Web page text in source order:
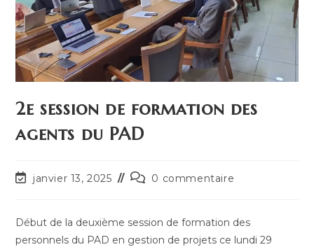
2e session de formation des
agents du PAD
janvier 13, 2025 0 commentaire
Début de la deuxième session de formation des
personnels du PAD en gestion de projets ce lundi 29